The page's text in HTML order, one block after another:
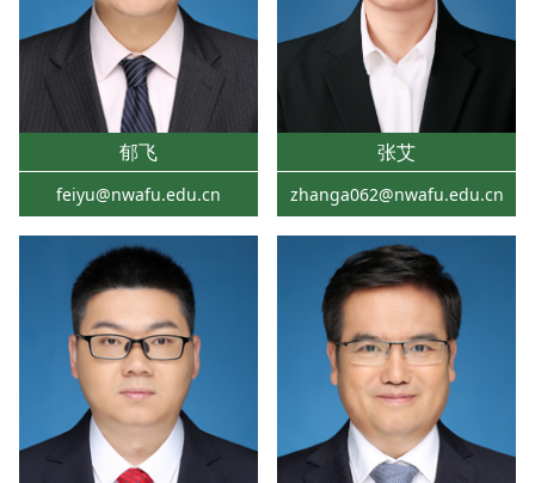
郁飞
feiyu@nwafu.edu.cn
张艾
zhanga062@nwafu.edu.cn